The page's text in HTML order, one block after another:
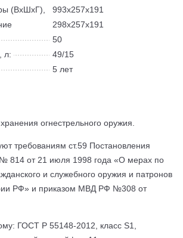
(ВхШхГ),
993x257x191
298х257х191
50
л:
49/15
5 лет
огнестрельного оружия.
требованиям ст.59 Постановления
814 от 21 июля 1998 года «О мерах по
и служебного оружия и патронов
РФ» и приказом МВД РФ №308 от
ГОСТ Р 55148-2012, класс S1,